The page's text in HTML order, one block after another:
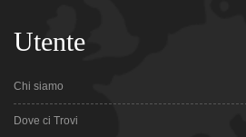
Utente
Chi siamo
Dove ci Trovi